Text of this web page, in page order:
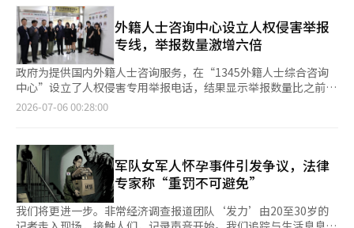
求对方拍摄裸体照片并发送给他。 此外，他还向受害的女中学生
提出，如果带朋友和姐姐来，会给予更多报酬，或展示与其他女性
发生性关系的视频，利用多种方式进行性骚扰。 因此，警方于上
月15日对崔永中的青州市议会办公室、住所及车辆黑匣子进行了同
步搜查，并在青州市议会办公室收集了电脑的上网记录。 同时，
警方还发现崔永中在类似时间段内对另一名未成年人实施性犯罪的
嫌疑，已展开进一步调查。 在早前的警方调查中，崔永中提交了
手机，警方在该设备中发现了疑似未成年人的校服女性裸体照片，
方调查中承认发生了性关系，但辩称并不知道对方是未成年人。
上月30日，青州地方法院对崔永中进行了拘留前的嫌疑人审问（逮
捕令实质审查），因担心证据被毁灭而发出了拘留令。随后，警方
根据拘留期限的到期将崔永中移送。尽管如此，关于是否存在其他
受害者的调查仍将继续进行。 崔永中于1991年出生于青州市，完
成了青州市的初中和高中教育，毕业于培材大学的韩语文学专业。
外籍人士咨询中心设立人权侵害举报
专线，举报数量激增六倍
政府为提供国内外籍人士咨询服务，在“1345外籍人士综合咨询
中心”设立了人权侵害专用举报电话，结果显示举报数量比之前增
加了六倍以上。法务部于7月5日表示，自5月27日起，为了让在韩
中心”的外籍人士人权侵害专用举报电话（1号）。此前，外籍劳
动者举报人权侵害时需根据咨询领域联系多个机构，造成不便，而
现在只需拨打1345并按1号键，即可立即与专门的多语种咨询师连
接，进行举报或咨询。特别是，月均22件的举报数量在设立专用举
报电话后的一个月内激增至142件，约增加了6.4倍。“1345咨询
中心”自2008年3月31日根据外籍人士待遇法设立，旨在为在韩外
2026-07-06 00:28:00
军队女军人怀孕事件引发争议，法律
专家称“重罚不可避免”
我们将更进一步。非常经济调查报道团队‘发力’由20至30岁的